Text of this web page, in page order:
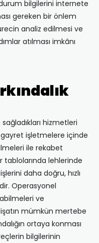
bilgilerini internete
gereken bir önlem
analiz edilmesi ve
atılması imkânı
hizmetleri
işletmelere içinde
ile rekabet
tablolarında lehlerinde
daha doğru, hızlı
Operasyonel
ve
mümkün mertebe
ortaya konması
bilgilerinin